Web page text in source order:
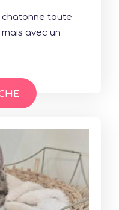
toute
avec un